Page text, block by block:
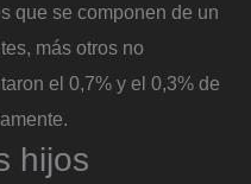
que se componen de un
más otros no
el 0,7% y el 0,3% de
hijos